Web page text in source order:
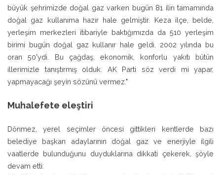
büyük şehrimizde doğal gaz varken bugün 81 ilin tamamında
doğal gaz kullanıma hazır hale gelmiştir. Keza ilçe, belde,
yerleşim merkezleri itibariyle baktığımızda da 510 yerleşim
birimi bugün doğal gaz kullanır hale geldi. 2002 yılında bu
oran 50'ydi. Bu çağdaş, ekonomik, konforlu yakıtı bütün
illerimizle tanıştırmış olduk. AK Parti söz verdi mi yapar,
yapmayacağı şeyin sözünü vermez."
Muhalefete eleştiri
Dönmez, yerel seçimler öncesi gittikleri kentlerde bazı
belediye başkan adaylarının doğal gaz ve enerjiyle ilgili
vaatlerde bulunduğunu duyduklarına dikkati çekerek, şöyle
devam etti: